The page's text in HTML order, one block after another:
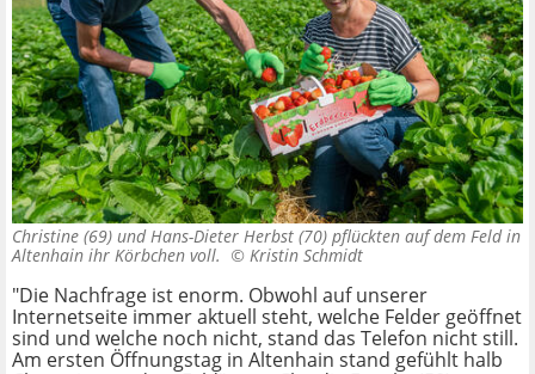
Christine (69) und Hans-Dieter Herbst (70) pflückten auf dem Feld in
Altenhain ihr Körbchen voll. © Kristin Schmidt
"Die Nachfrage ist enorm. Obwohl auf unserer
Internetseite immer aktuell steht, welche Felder geöffnet
sind und welche noch nicht, stand das Telefon nicht still.
Am ersten Öffnungstag in Altenhain stand gefühlt halb